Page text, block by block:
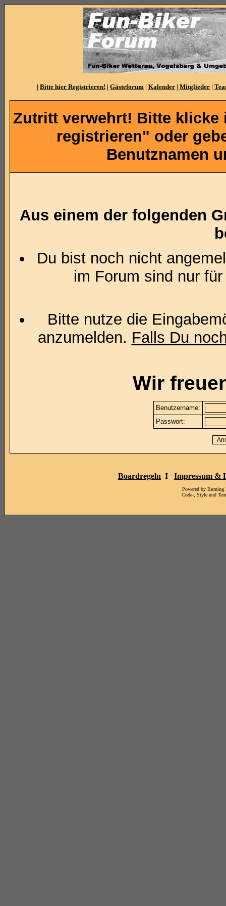
| Bitte hier Registrieren! | Gästeforum | Kalender | Mitglieder |
Zutritt verwehrt! Bitte
registrieren" oder
Benutznamen
Aus einem der folgenden
Du bist noch nicht
im Forum sind nur
Bitte nutze die
anzumelden. Falls Du
Wir
Benutzername:
Passwort:
Boardregeln I Impressum &
Powered by
Code-, Style und